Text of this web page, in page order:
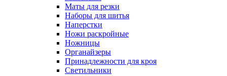
Маты для резки
Наборы для шитья
Наперстки
Ножи раскройные
Ножницы
Органайзеры
Принадлежности для кроя
Светильники